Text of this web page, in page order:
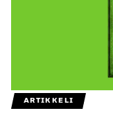
ARTIKKELI